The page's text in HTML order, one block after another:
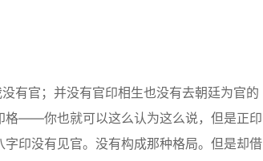
有官；并没有官印相生也没有去朝廷为官的
格——你也就可以这么认为这么说，但是正印
印没有见官。没有构成那种格局。但是却借